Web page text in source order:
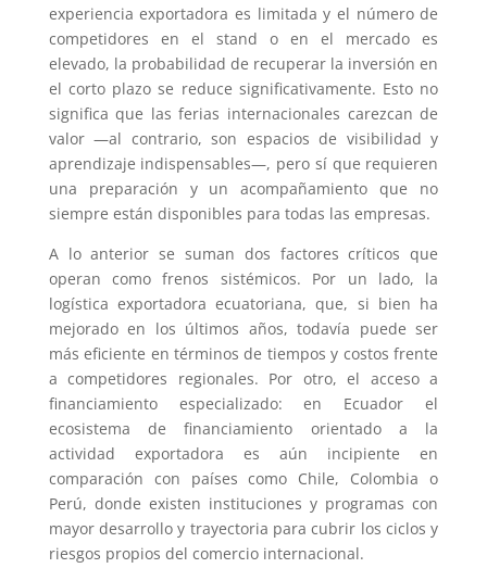
experiencia exportadora es limitada y el número de
competidores en el stand o en el mercado es
elevado, la probabilidad de recuperar la inversión en
el corto plazo se reduce significativamente. Esto no
significa que las ferias internacionales carezcan de
valor —al contrario, son espacios de visibilidad y
aprendizaje indispensables—, pero sí que requieren
una preparación y un acompañamiento que no
siempre están disponibles para todas las empresas.
A lo anterior se suman dos factores críticos que
operan como frenos sistémicos. Por un lado, la
logística exportadora ecuatoriana, que, si bien ha
mejorado en los últimos años, todavía puede ser
más eficiente en términos de tiempos y costos frente
a competidores regionales. Por otro, el acceso a
financiamiento especializado: en Ecuador el
ecosistema de financiamiento orientado a la
actividad exportadora es aún incipiente en
comparación con países como Chile, Colombia o
Perú, donde existen instituciones y programas con
mayor desarrollo y trayectoria para cubrir los ciclos y
riesgos propios del comercio internacional.